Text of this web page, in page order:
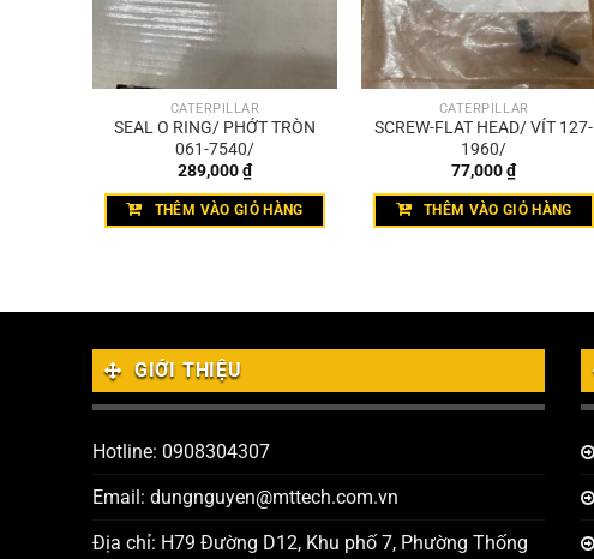
CATERPILLAR
SEAL O RING/ PHỚT TRÒN
061-7540/
289,000₫
THÊM VÀO GIỎ HÀNG
CATERPILLAR
SCREW-FLAT HEAD/ VÍT 127-
1960/
77,000₫
THÊM VÀO GIỎ HÀNG
GIỚI THIỆU
Hotline: 0908304307
Email: dungnguyen@mttech.com.vn
Địa chỉ: H79 Đường D12, Khu phố 7, Phường Thống